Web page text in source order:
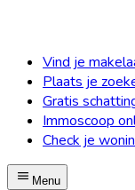
Vind je
Plaats je
Gratis
Immoscoop
Check je
Menu